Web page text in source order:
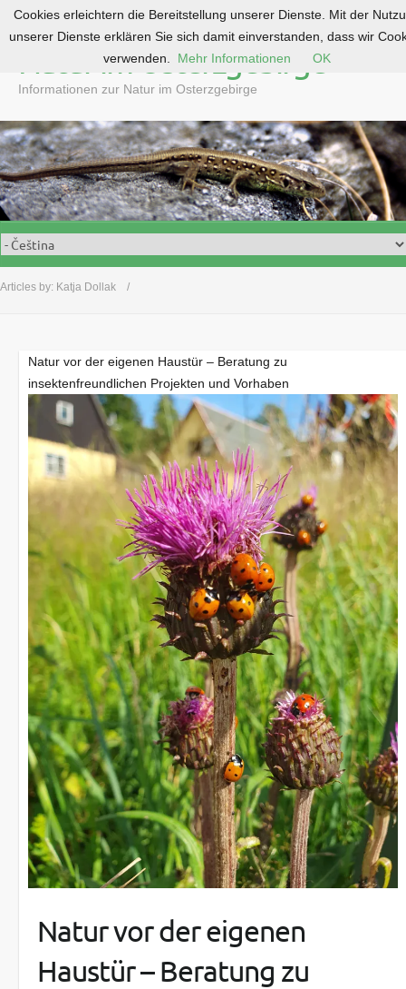
o
c
o
n
t
e
n
Natur im Osterzgebirge
Informationen zur Natur im Osterzgebirge
Articles by: Katja Dollak
Natur vor der eigenen Haustür – Beratung zu
insektenfreundlichen Projekten und Vorhaben
Natur vor der eigenen
Haustür – Beratung zu
Cookies erleichtern die Bereitstellung unserer Dienste. Mit der
unserer Dienste erklären Sie sich damit einverstanden, dass wir
verwenden.
Mehr Informationen OK